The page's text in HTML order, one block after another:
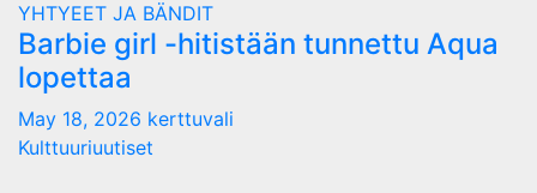
YHTYEET JA BÄNDIT
Barbie girl -hitistään tunnettu Aqua
lopettaa
May 18, 2026 kerttuvali
Kulttuuriuutiset